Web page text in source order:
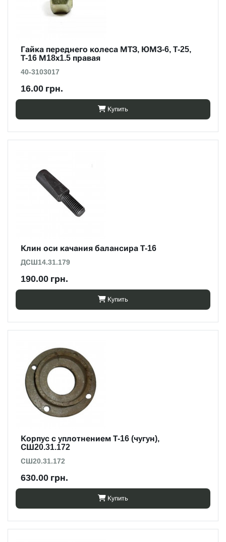
Гайка переднего колеса МТЗ, ЮМЗ-6, Т-25,
Т-16 М18х1.5 правая
40-3103017
16.00 грн.
Купить
Клин оси качания балансира Т-16
ДСШ14.31.179
190.00 грн.
Купить
Корпус с уплотнением Т-16 (чугун),
СШ20.31.172
СШ20.31.172
630.00 грн.
Купить